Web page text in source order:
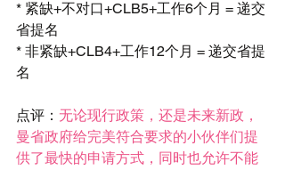
* 紧缺+不对口+CLB5+工作6个月 = 递交
省提名
* 非紧缺+CLB4+工作12个月 = 递交省提
名
点评： 无论现行政策，还是未来新政，
曼省政府给完美符合要求的小伙伴们提
供了最快的申请方式，同时也允许不能